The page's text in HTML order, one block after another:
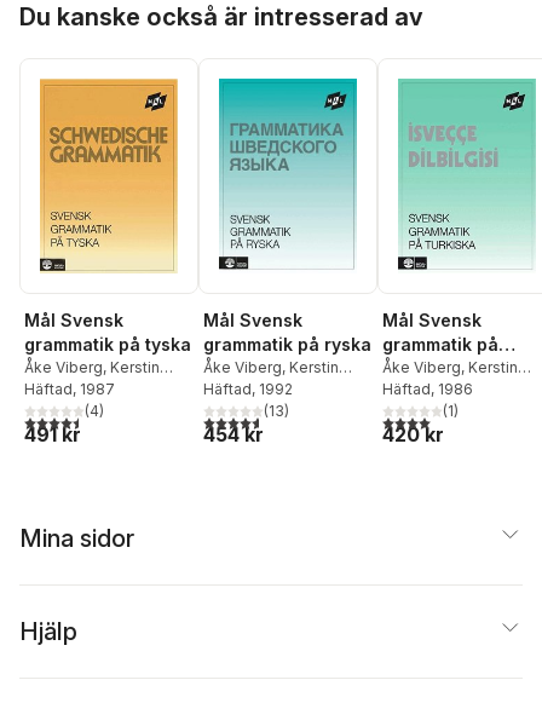
Du kanske också är intresserad av
Mål Svensk
grammatik på tyska
Åke Viberg, Kerstin
Ballardini,Sune
Stjärnlöf
Häftad, 1987
4,5utav 5 stjärnor. Totalt antal röster:
(4)
491 kr
Mål Svensk
grammatik på ryska
Åke Viberg, Kerstin
Ballardini,Sune
Stjärnlöf
Häftad, 1992
4,6utav 5 stjärnor. Totalt antal röster:
(13)
454 kr
Mål Svensk
grammatik på
turkiska
Åke Viberg, Kerstin
Ballardini,Sune
Stjärnlöf
Häftad, 1986
4,0utav 5 stjärnor.
(1)
420 kr
Mina sidor
Hjälp